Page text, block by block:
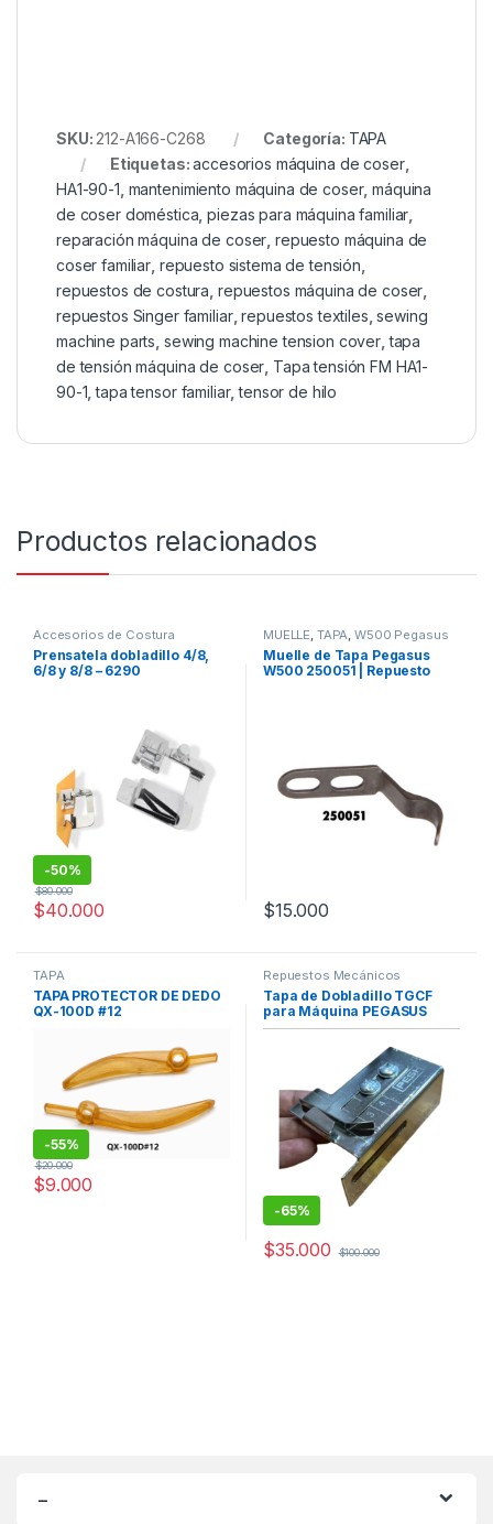
SKU: 212-A166-C268 Categoría: TAPA
Etiquetas:accesorios máquina de coser,
HA1-90-1 mantenimiento máquina de coser,máquina
de coser doméstica ,piezas para máquina familiar
reparación máquina de coser repuesto máquina de
coser familiar repuesto sistema de tensión
repuestos de costura repuestos máquina de coser
repuestos Singer familiar,repuestos textiles ,sewing
machine parts sewing machine tension cover ,tapa
de tensión máquina de coser Tapa tensión FM HA1-
90-1 ,tapa tensor familiar,tensor de hilo
Productos relacionados
Accesorios de Costura
Maquinas de coser Repuestos
Mecánicos
Prensatela dobladillo 4/8,
6/8 y 8/8 – 6290
-50%
$40.000
$80.000
MUELLE, TAPA,W500 Pegasus
Muelle de Tapa Pegasus
W500 250051 | Repuesto
$15.000
TAPA
TAPA PROTECTOR DE DEDO
QX-100D #12
-55%
$9.000
$20.000
Repuestos Mecánicos
Tapa de Dobladillo TGCF
para Máquina PEGASUS
W500
-65%
$35.000 $100.000
–